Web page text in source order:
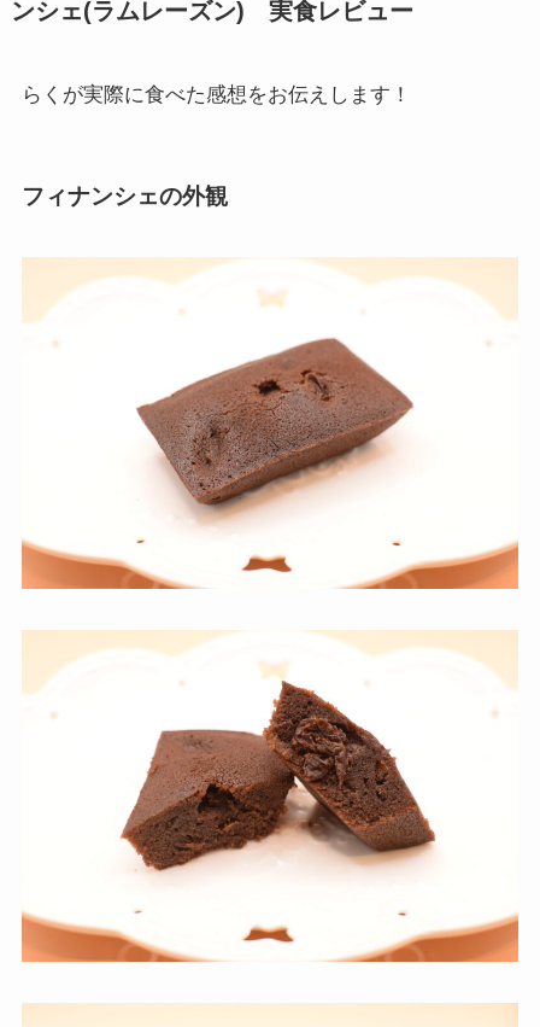
ンシェ(ラムレーズン) 実食レビュー
らくが実際に食べた感想をお伝えします！
フィナンシェの外観